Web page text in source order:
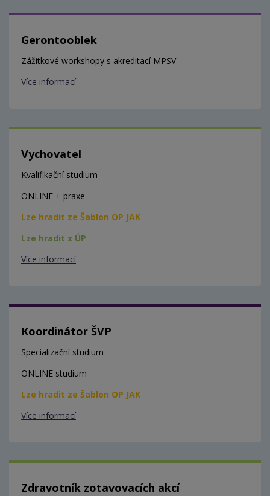
Gerontooblek
Zážitkové workshopy s akreditací MPSV
Více informací
Vychovatel
Kvalifikační studium
ONLINE + praxe
Lze hradit ze Šablon OP JAK
Lze hradit z ÚP
Více informací
Koordinátor ŠVP
Specializační studium
ONLINE studium
Lze hradit ze Šablon OP JAK
Více informací
Zdravotník zotavovacích akcí